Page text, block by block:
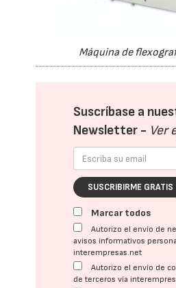
Máquina de
Suscríbase a
Newsletter - Ver
SUSCRIBIRME GRATIS
Marcar todos
Autorizo el envío de
avisos informativos
interempresas.net
Autorizo el envío de
de terceros vía